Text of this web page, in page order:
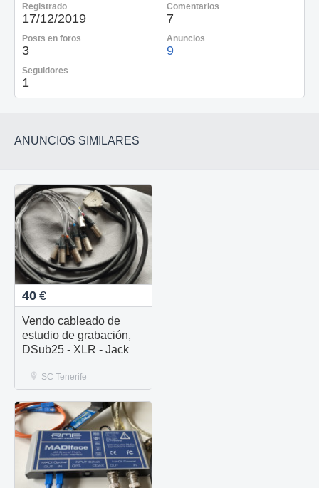
Registrado
17/12/2019
Comentarios
7
Posts en foros
3
Anuncios
9
Seguidores
1
ANUNCIOS SIMILARES
40 €
Vendo cableado de
estudio de grabación,
DSub25 - XLR - Jack
SC Tenerife